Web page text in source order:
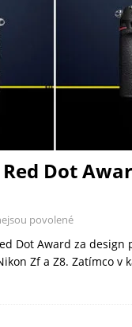
Dot
povolené
Dot Award za design
Zf a Z8. Zatímco v